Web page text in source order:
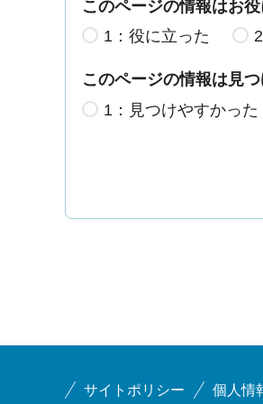
このページの情報はお
1：役に立った
このページの情報は見
1：見つけやすかった
サイトポリシー 個人情